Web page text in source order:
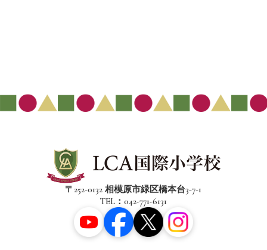
〒252-0132 相模原市緑区橋本台3-7-1
TEL：042-771-6131